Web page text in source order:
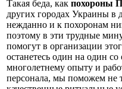
Такая беда, как похороны
других городах Украины в
нежданно и к похоронам
поэтому в эти трудные
помогут в организации
останетесь один на один
многолетнему опыту и
персонала, мы поможем не